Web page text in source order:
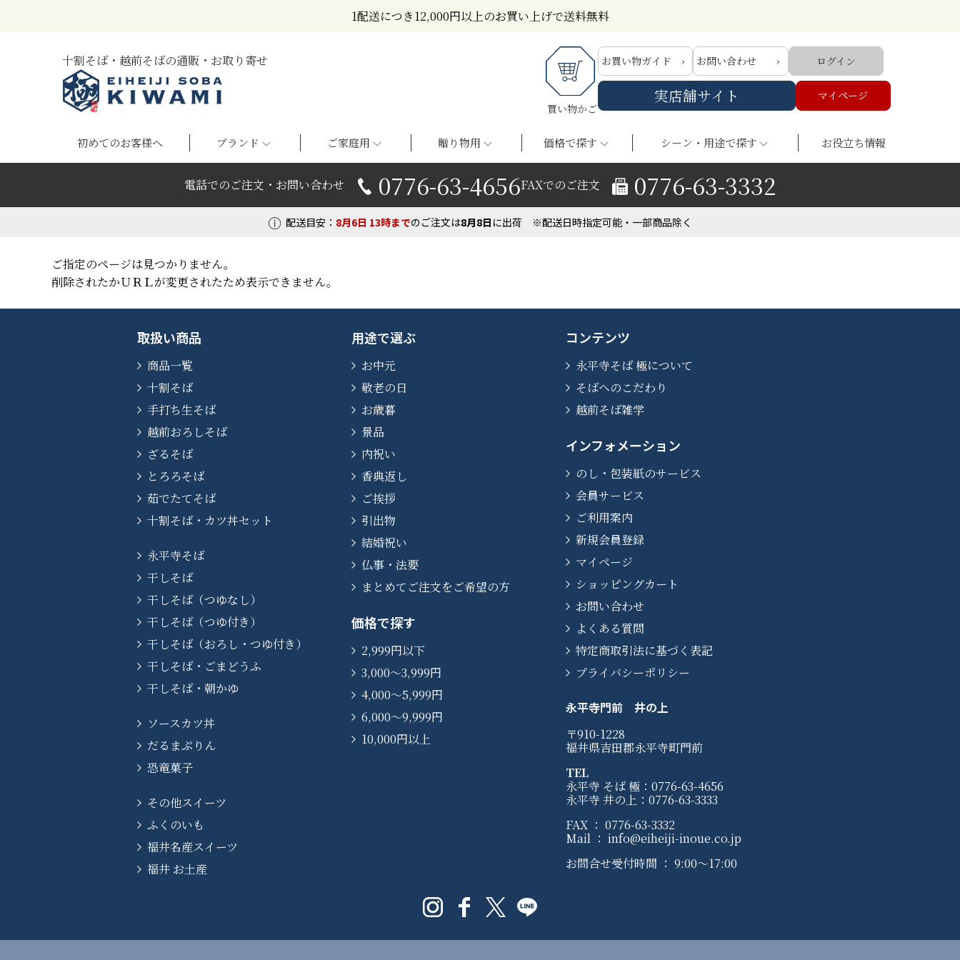
1配送につき12,000円以上のお買い上げで送料無料
十割そば・越前そばの通販・お取り寄せ
買い物かご
お買い物ガイド お問い合わせ ログイン
実店舗サイト マイページ
初めてのお客様へ ブランド ご家庭用 贈り物用 価格で探す シーン・用途で探す お役立ち情報
電話でのご注文・お問い合わせ 0776-63-4656FAXでのご注文 0776-63-3332
配送目安： 8月6日 13時までのご注文は8月8日 に出荷 ※配送日時指定可能・一部商品除く
ご指定のページは見つかりません。
削除されたかＵＲＬが変更されたため表示できません。
取扱い商品
商品一覧
十割そば
手打ち生そば
越前おろしそば
ざるそば
とろろそば
茹でたてそば
十割そば・カツ丼セット
永平寺そば
干しそば
干しそば（つゆなし）
干しそば（つゆ付き）
干しそば（おろし・つゆ付き）
干しそば・ごまどうふ
干しそば・朝かゆ
ソースカツ丼
だるまぷりん
恐竜菓子
その他スイーツ
ふくのいも
福井名産スイーツ
福井 お土産
用途で選ぶ
お中元
敬老の日
お歳暮
景品
内祝い
香典返し
ご挨拶
引出物
結婚祝い
仏事・法要
まとめてご注文をご希望の方
価格で探す
2,999円以下
3,000〜3,999円
4,000〜5,999円
6,000〜9,999円
10,000円以上
コンテンツ
永平寺そば 極について
そばへのこだわり
越前そば雑学
インフォメーション
のし・包装紙のサービス
会員サービス
ご利用案内
新規会員登録
マイページ
ショッピングカート
お問い合わせ
よくある質問
特定商取引法に基づく表記
プライバシーポリシー
永平寺門前 井の上
〒910-1228
福井県吉田郡永平寺町門前
TEL
永平寺 そば 極：0776-63-4656
永平寺 井の上：0776-63-3333
FAX ： 0776-63-3332
Mail ： info@eiheiji-inoue.co.jp
お問合せ受付時間 ： 9:00〜17:00